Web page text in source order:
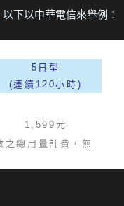
下以中華電信來舉例：
5日型
(連續120小時)
1,599元
總用量計費，無